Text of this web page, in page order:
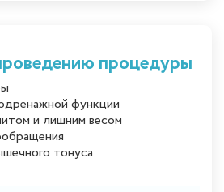
процедуры
функции
и лишним весом
тонуса